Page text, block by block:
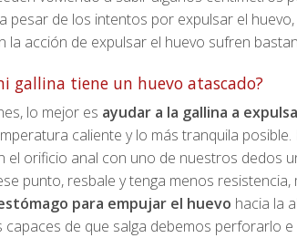
pesar de los intentos por expulsar el
la acción de expulsar el huevo sufren
gallina tiene un huevo atascado?
lo mejor es ayudar a la gallina a
caliente y lo más tranquila
el orificio anal con uno de nuestros dedos
punto, resbale y tenga menos
para empujar el huevo hacia la
capaces de que salga debemos perforarlo